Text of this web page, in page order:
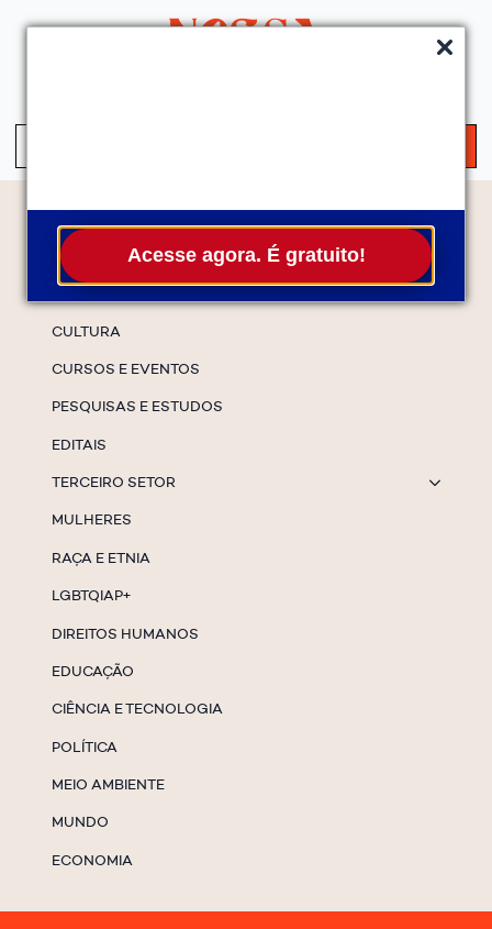
Acesse agora. É gratuito!
Temas
CULTURA
CURSOS E EVENTOS
PESQUISAS E ESTUDOS
EDITAIS
TERCEIRO SETOR
MULHERES
RAÇA E ETNIA
LGBTQIAP+
DIREITOS HUMANOS
EDUCAÇÃO
CIÊNCIA E TECNOLOGIA
POLÍTICA
MEIO AMBIENTE
MUNDO
ECONOMIA